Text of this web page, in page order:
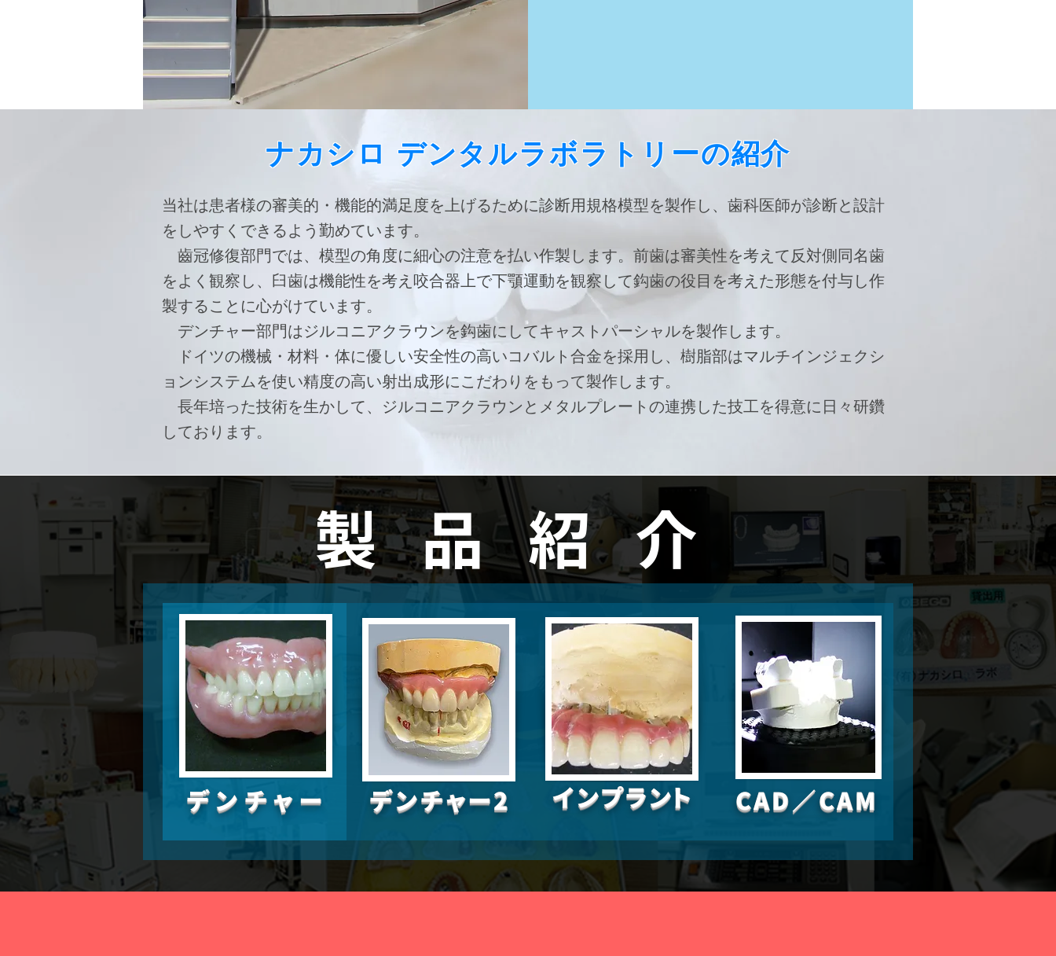
ナカシロ デンタルラボラトリーの紹介
当社は患者様の審美的・機能的満足度を上げるために診断用規格模型を製作し、歯科医師が診断と設計
をしやすくできるよう勤めています。
齒冠修復部門では、模型の角度に細心の注意を払い作製します。前歯は審美性を考えて反対側同名歯
をよく観察し、臼歯は機能性を考え咬合器上で下顎運動を観察して鈎歯の役目を考えた形態を付与し作
製することに心がけています。
デンチャー部門はジルコニアクラウンを鈎歯にしてキャストパーシャルを製作します。
ドイツの機械・材料・体に優しい安全性の高いコバルト合金を採用し、樹脂部はマルチインジェクシ
ョンシステムを使い精度の高い射出成形にこだわりをもって製作します。
長年培った技術を生かして、ジルコニアクラウンとメタルプレートの連携した技工を得意に日々研鑽
しております。
製品紹介
デンチャー ​デンチャー2 インプラント CAD／CAM